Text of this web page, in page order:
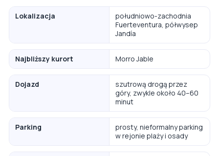
Lokalizacja
południowo-zachodnia
Fuerteventura, półwysep
Jandía
Najbliższy kurort Morro Jable
Dojazd
szutrową drogą przez
góry, zwykle około 40–60
minut
Parking
prosty, nieformalny parking
w rejonie plaży i osady